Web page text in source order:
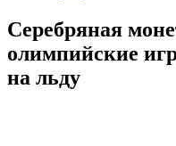
Серебряная
олимпийские
на льду